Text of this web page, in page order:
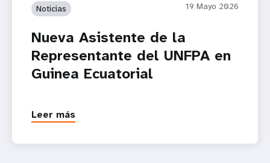
Noticias 19 Mayo 2026
Nueva Asistente de la
Representante del UNFPA en
Guinea Ecuatorial
Leer más